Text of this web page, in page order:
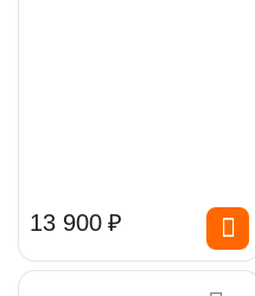
13 900 ₽